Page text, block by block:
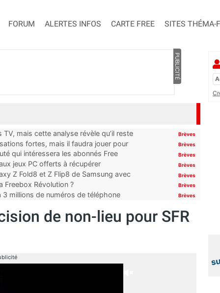
FORUM ALERTES INFOS CARTE FREE SITES THÉMA-
PUBLICITÉ
mais cette analyse révèle qu’il reste Brèves
fortes, mais il faudra jouer pour Brèves
qui intéressera les abonnés Free Brèves
jeux PC offerts à récupérer Brèves
Z Fold8 et Z Flip8 de Samsung avec Brèves
Freebox Révolution ? Brèves
3 millions de numéros de téléphone Brèves
de non-lieu pour SFR